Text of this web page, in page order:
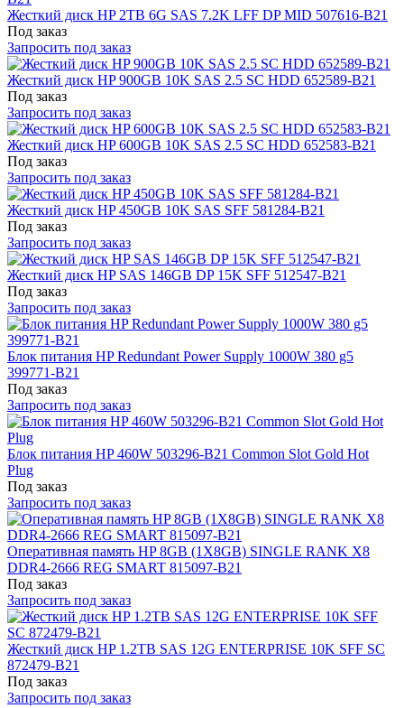
Жесткий диск HP 2TB 6G SAS 7.2K LFF DP MID 507616-B21
Под заказ
Запросить под заказ
Жесткий диск HP 900GB 10K SAS 2.5 SC HDD 652589-B21
Под заказ
Запросить под заказ
Жесткий диск HP 600GB 10K SAS 2.5 SC HDD 652583-B21
Под заказ
Запросить под заказ
Жесткий диск HP 450GB 10K SAS SFF 581284-B21
Под заказ
Запросить под заказ
Жесткий диск HP SAS 146GB DP 15K SFF 512547-B21
Под заказ
Запросить под заказ
Блок питания HP Redundant Power Supply 1000W 380 g5
399771-B21
Под заказ
Запросить под заказ
Блок питания HP 460W 503296-B21 Common Slot Gold Hot
Plug
Под заказ
Запросить под заказ
Оперативная память HP 8GB (1X8GB) SINGLE RANK X8
DDR4-2666 REG SMART 815097-B21
Под заказ
Запросить под заказ
Жесткий диск HP 1.2TB SAS 12G ENTERPRISE 10K SFF SC
872479-B21
Под заказ
Запросить под заказ